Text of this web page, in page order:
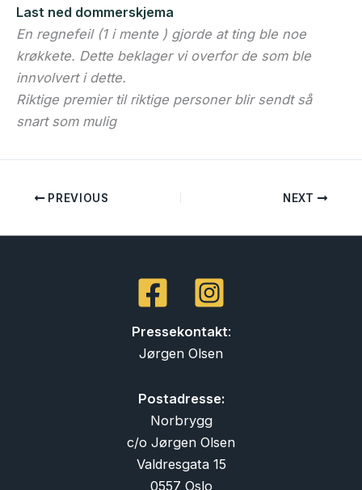
Last ned dommerskjema
En regnefeil (1 i mente ) gjorde at ting ble noe
krøkkete. Dette beklager vi overfor de som ble
innvolvert i dette.
Riktige premier til riktige personer blir sendt så
snart som mulig
PREVIOUS NEXT
Pressekontakt:
Jørgen Olsen
Postadresse:
Norbrygg
c/o Jørgen Olsen
Valdresgata 15
0557 Oslo